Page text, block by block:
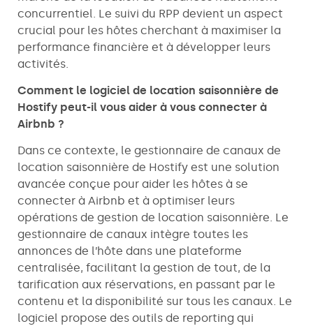
concurrentiel. Le suivi du RPP devient un aspect
crucial pour les hôtes cherchant à maximiser la
performance financière et à développer leurs
activités.
Comment le logiciel de location saisonnière de
Hostify peut-il vous aider à vous connecter à
Airbnb ?
Dans ce contexte, le gestionnaire de canaux de
location saisonnière de Hostify est une solution
avancée conçue pour aider les hôtes à se
connecter à Airbnb et à optimiser leurs
opérations de gestion de location saisonnière. Le
gestionnaire de canaux intègre toutes les
annonces de l’hôte dans une plateforme
centralisée, facilitant la gestion de tout, de la
tarification aux réservations, en passant par le
contenu et la disponibilité sur tous les canaux. Le
logiciel propose des outils de reporting qui